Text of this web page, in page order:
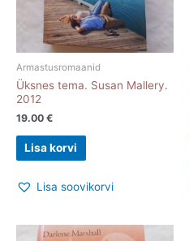
Armastusromaanid
Üksnes tema. Susan Mallery.
2012
19.00 €
Lisa korvi
Lisa soovikorvi